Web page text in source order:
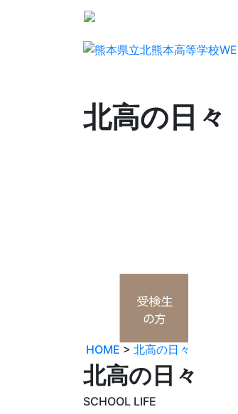
北高の日々
HOME > 北高の日々
北高の日々
SCHOOL LIFE